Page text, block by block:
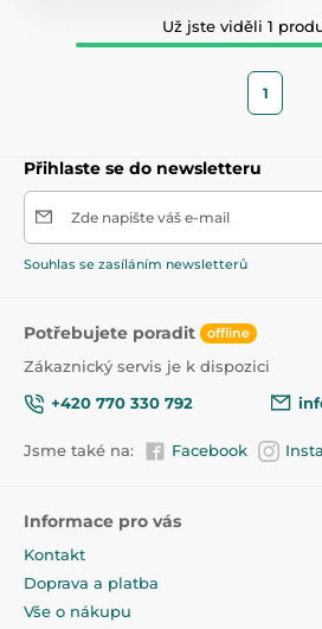
Už jste viděli 1
1
Přihlaste se do newsletteru
Zde napište váš e-mail
Souhlas se zasíláním newsletterů
Potřebujete poradit offline
Zákaznický servis je k dispozici
+420 770 330 792
Jsme také na: Facebook
Informace pro vás
Kontakt
Doprava a platba
Vše o nákupu